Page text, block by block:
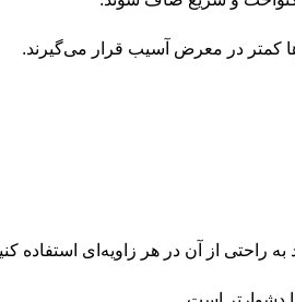
کمتر در معرض آسیب قرار می‌گیرند.